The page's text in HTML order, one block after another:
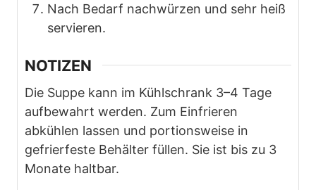
Nach Bedarf nachwürzen und sehr heiß
servieren.
NOTIZEN
Die Suppe kann im Kühlschrank 3–4 Tage
aufbewahrt werden. Zum Einfrieren
abkühlen lassen und portionsweise in
gefrierfeste Behälter füllen. Sie ist bis zu 3
Monate haltbar.